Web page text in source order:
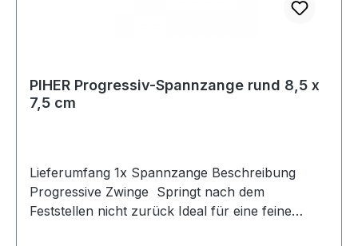
PIHER Progressiv-Spannzange rund 8,5 x
7,5 cm
Lieferumfang 1x Spannzange Beschreibung
Progressive Zwinge Springt nach dem
Feststellen nicht zurück Ideal für eine feine